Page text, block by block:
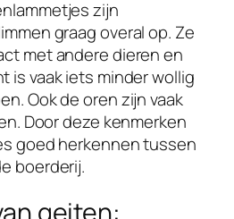
zijn
graag overal op. Ze
met andere dieren en
is vaak iets minder wollig
Ook de oren zijn vaak
Door deze kenmerken
goed herkennen tussen
boerderij.